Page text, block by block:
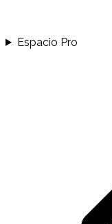
Espacio Pro